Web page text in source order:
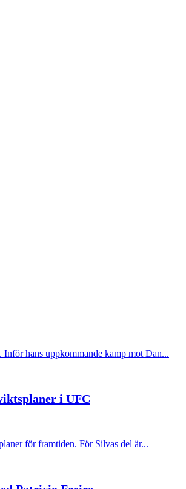
hans uppkommande kamp mot Dan...
i UFC
för framtiden. För Silvas del är...